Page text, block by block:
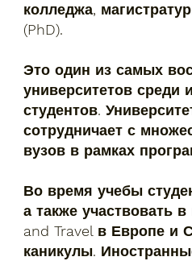
колледжа,
(PhD).
Это один из самых
университетов среди
студентов.
сотрудничает с
вузов в рамках
Во время учебы
а также участвовать
and Travel в Европе и
каникулы.